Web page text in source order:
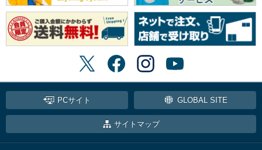
PCサイト GLOBAL SITE
サイトマップ